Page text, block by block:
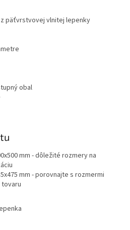
päťvrstvovej vlnitej lepenky
obal
mm - dôležité rozmery na
mm - porovnajte s rozmermi